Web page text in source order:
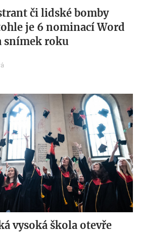
či lidské bomby
je 6 nominací Word
snímek roku
vysoká škola otevře